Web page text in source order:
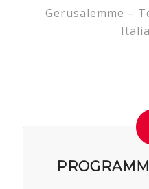
Gerusalemme –